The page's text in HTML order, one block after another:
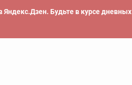
Яндекс.Дзен. Будьте в курсе дневных